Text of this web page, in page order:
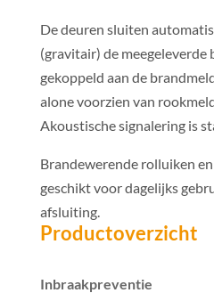
De deuren sluiten
(gravitair) de
gekoppeld aan de
alone voorzien van
Akoustische signalering is
Brandewerende rolluiken
geschikt voor dagelijks
afsluiting.
Productoverzicht
Inbraakpreventie